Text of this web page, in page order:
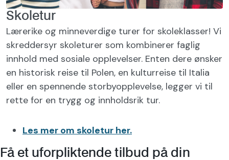
Skoletur
Lærerike og minneverdige turer for skoleklasser! Vi
skreddersyr skoleturer som kombinerer faglig
innhold med sosiale opplevelser. Enten dere ønsker
en historisk reise til Polen, en kulturreise til Italia
eller en spennende storbyopplevelse, legger vi til
rette for en trygg og innholdsrik tur.
Les mer om skoletur her.
Få et uforpliktende tilbud på din